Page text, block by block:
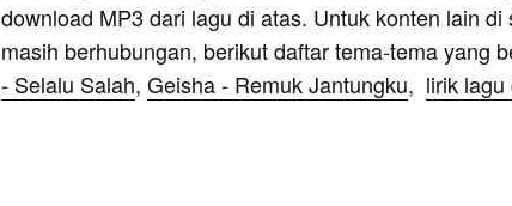
download MP3 dari lagu di atas. Untuk konten lain di
masih berhubungan, berikut daftar tema-tema yang
- Selalu Salah, Geisha - Remuk Jantungku, lirik